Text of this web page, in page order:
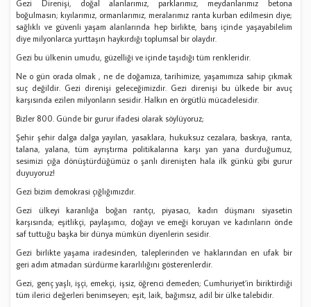
Gezi Direnişi, doğal alanlarımız, parklarımız, meydanlarımız betona
boğulmasın; kıyılarımız, ormanlarımız, meralarımız ranta kurban edilmesin diye;
sağlıklı ve güvenli yaşam alanlarında hep birlikte, barış içinde yaşayabilelim
diye milyonlarca yurttaşın haykırdığı toplumsal bir olaydır.
Gezi bu ülkenin umudu, güzelliği ve içinde taşıdığı tüm renkleridir.
Ne o gün orada olmak , ne de doğamıza, tarihimize, yaşamımıza sahip çıkmak
suç değildir. Gezi direnişi geleceğimizdir. Gezi direnişi bu ülkede bir avuç
karşısında ezilen milyonların sesidir. Halkın en örgütlü mücadelesidir.
Bizler 800. Günde bir gurur ifadesi olarak söylüyoruz;
Şehir şehir dalga dalga yayılan, yasaklara, hukuksuz cezalara, baskıya, ranta,
talana, yalana, tüm ayrıştırma politikalarına karşı yan yana durduğumuz,
sesimizi çığa dönüştürdüğümüz o şanlı direnişten hala ilk günkü gibi gurur
duyuyoruz!
Gezi bizim demokrasi çığlığımızdır.
Gezi ülkeyi karanlığa boğan rantçı, piyasacı, kadın düşmanı siyasetin
karşısında; eşitlikçi, paylaşımcı, doğayı ve emeği koruyan ve kadınların önde
saf tuttuğu başka bir dünya mümkün diyenlerin sesidir.
Gezi birlikte yaşama iradesinden, taleplerinden ve haklarından en ufak bir
geri adım atmadan sürdürme kararlılığını gösterenlerdir.
Gezi, genç yaşlı, işçi, emekçi, işsiz, öğrenci demeden; Cumhuriyet’in biriktirdiği
tüm ilerici değerleri benimseyen; eşit, laik, bağımsız, adil bir ülke talebidir.